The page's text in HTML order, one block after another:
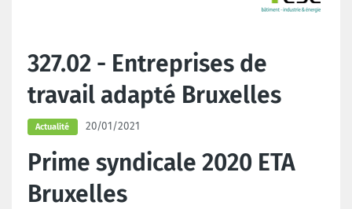
327.02 - Entreprises de
travail adapté Bruxelles
Actualité 20/01/2021
Prime syndicale 2020 ETA
Bruxelles